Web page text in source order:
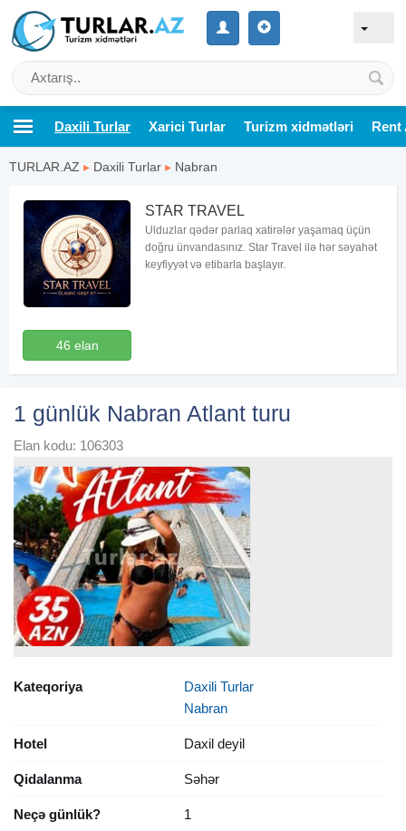
Daxili Turlar Xarici Turlar Turizm xidmətləri Rent
TURLAR.AZ ▸ Daxili Turlar ▸ Nabran
46 elan
STAR TRAVEL
Ulduzlar qədər parlaq xatirələr yaşamaq üçün
doğru ünvandasınız. Star Travel ilə hər səyahət
keyfiyyət və etibarla başlayır.
1 günlük Nabran Atlant turu
Elan kodu: 106303
Kateqoriya
Daxili Turlar
Nabran
Hotel Daxil deyil
Qidalanma Səhər
Neçə günlük? 1